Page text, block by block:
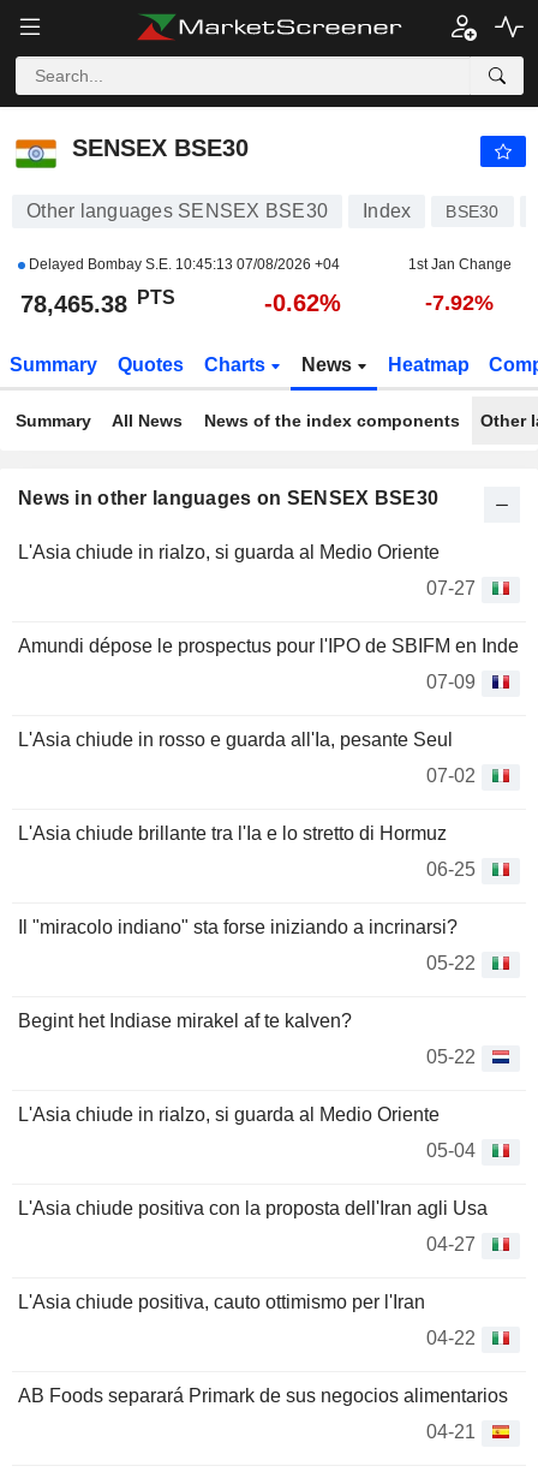
SENSEX BSE30
SENSEX BSE30
Other languages SENSEX BSE30 Index BSE30
Delayed Bombay S.E. 10:45:13 07/08/2026 +04 1st Jan Change
78,465.38 PTS -0.62% -7.92%
Summary Quotes Charts News Heatmap
Summary All News News of the index components Other
News in other languages on SENSEX BSE30
L'Asia chiude in rialzo, si guarda al Medio Oriente
07-27
Amundi dépose le prospectus pour l'IPO de SBIFM en Inde
07-09
L'Asia chiude in rosso e guarda all'Ia, pesante Seul
07-02
L'Asia chiude brillante tra l'Ia e lo stretto di Hormuz
06-25
Il "miracolo indiano" sta forse iniziando a incrinarsi?
05-22
Begint het Indiase mirakel af te kalven?
05-22
L'Asia chiude in rialzo, si guarda al Medio Oriente
05-04
L'Asia chiude positiva con la proposta dell'Iran agli Usa
04-27
L'Asia chiude positiva, cauto ottimismo per l'Iran
04-22
AB Foods separará Primark de sus negocios alimentarios
04-21